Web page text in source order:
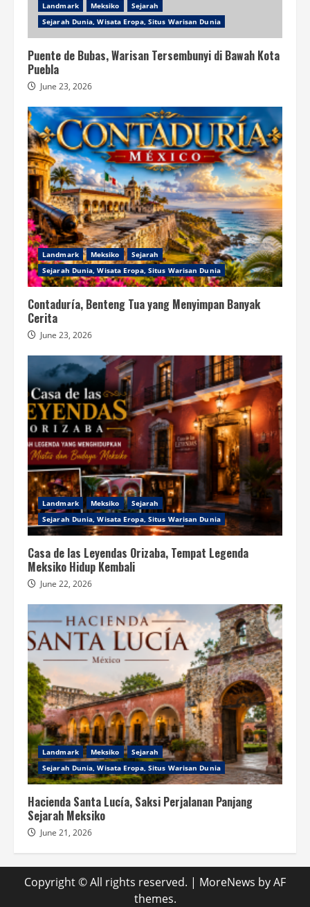
Landmark Meksiko
Sejarah
Sejarah Dunia, Wisata Eropa, Situs Warisan Dunia
Puente de Bubas, Warisan Tersembunyi di Bawah Kota
Puebla
June 23, 2026
Landmark Meksiko
Sejarah
Sejarah Dunia, Wisata Eropa, Situs Warisan Dunia
Contaduría, Benteng Tua yang Menyimpan Banyak
Cerita
June 23, 2026
Landmark Meksiko
Sejarah
Sejarah Dunia, Wisata Eropa, Situs Warisan Dunia
Casa de las Leyendas Orizaba, Tempat Legenda
Meksiko Hidup Kembali
June 22, 2026
Landmark Meksiko
Sejarah
Sejarah Dunia, Wisata Eropa, Situs Warisan Dunia
Hacienda Santa Lucía, Saksi Perjalanan Panjang
Sejarah Meksiko
June 21, 2026
Copyright © All rights reserved. | MoreNews by AF
themes.